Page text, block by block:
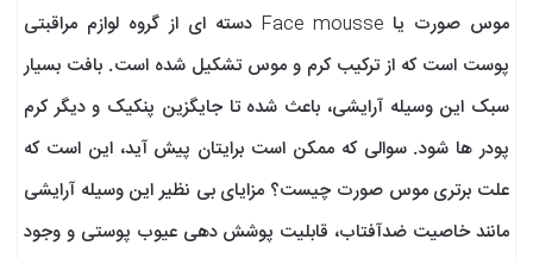
موس صورت یا Face mousse دسته ای از گروه لوازم مراقبتی
پوست است که از ترکیب کرم و موس تشکیل شده است. بافت بسیار
سبک این وسیله آرایشی، باعث شده تا جایگزین پنکیک و دیگر کرم
پودر ها شود. سوالی که ممکن است برایتان پیش آید، این است که
علت برتری موس صورت چیست؟ مزایای بی نظیر این وسیله آرایشی
مانند خاصیت ضدآفتاب، قابلیت پوشش دهی عیوب پوستی و وجود